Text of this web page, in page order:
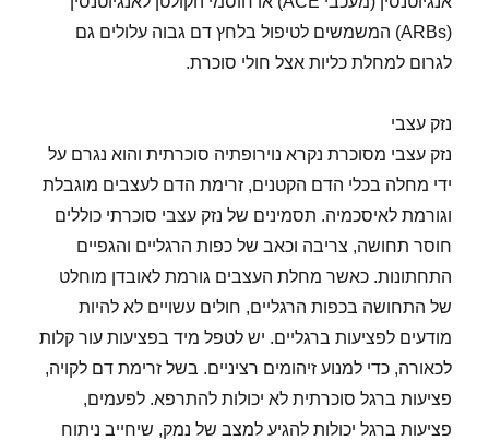
(ARBs) המשמשים לטיפול בלחץ דם גבוה עלולים גם
לגרום למחלת כליות אצל חולי סוכרת.
נזק עצבי
נזק עצבי מסוכרת נקרא נוירופתיה סוכרתית והוא נגרם על
ידי מחלה בכלי הדם הקטנים, זרימת הדם לעצבים מוגבלת
וגורמת לאיסכמיה. תסמינים של נזק עצבי סוכרתי כוללים
חוסר תחושה, צריבה וכאב של כפות הרגליים והגפיים
התחתונות. כאשר מחלת העצבים גורמת לאובדן מוחלט
של התחושה בכפות הרגליים, חולים עשויים לא להיות
מודעים לפציעות ברגליים. יש לטפל מיד בפציעות עור קלות
לכאורה, כדי למנוע זיהומים רציניים. בשל זרימת דם לקויה,
פציעות ברגל סוכרתית לא יכולות להתרפא. לפעמים,
פציעות ברגל יכולות להגיע למצב של נמק, שיחייב ניתוח